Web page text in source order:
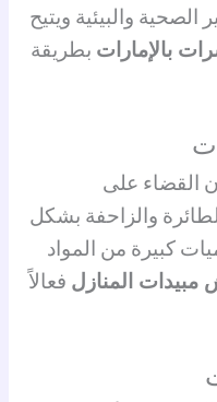
الصحية والبيئية ويتيح
بالإمارات بطريقة
القضاء على
والزاحفة بشكل
كبيرة من المواد
مبيدات المنازل فعالاً